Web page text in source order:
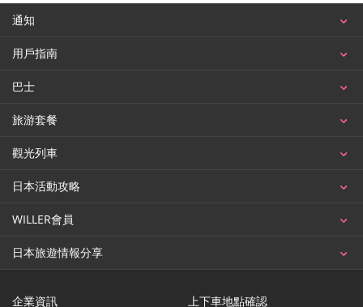
通知
用戶指南
巴士
旅游套餐
觀光列車
日本活動攻略
WILLER會員
日本旅遊情報分享
企業資訊 上下車地點確認